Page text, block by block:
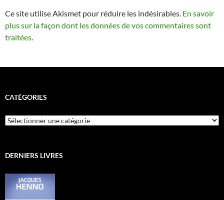
Ce site utilise Akismet pour réduire les indésirables. En savoir
plus sur la façon dont les données de vos commentaires sont
traitées.
CATÉGORIES
Catégories
DERNIERS LIVRES